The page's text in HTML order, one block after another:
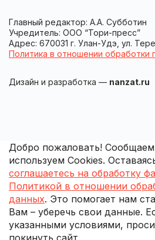
Главный редактор: А.А. Субботин
Учредитель: ООО “Тори-пресс”
Адрес: 670031 г. Улан-Удэ, ул.
Политика в отношении обработки
Дизайн и разработка — nanzat.ru
Добро пожаловать!
используем Cookies.
соглашаетесь на обработку
Политикой в отношении
данных. Это помогает нам
Вам – уберечь свои данные.
указанными условиями,
покинуть сайт.